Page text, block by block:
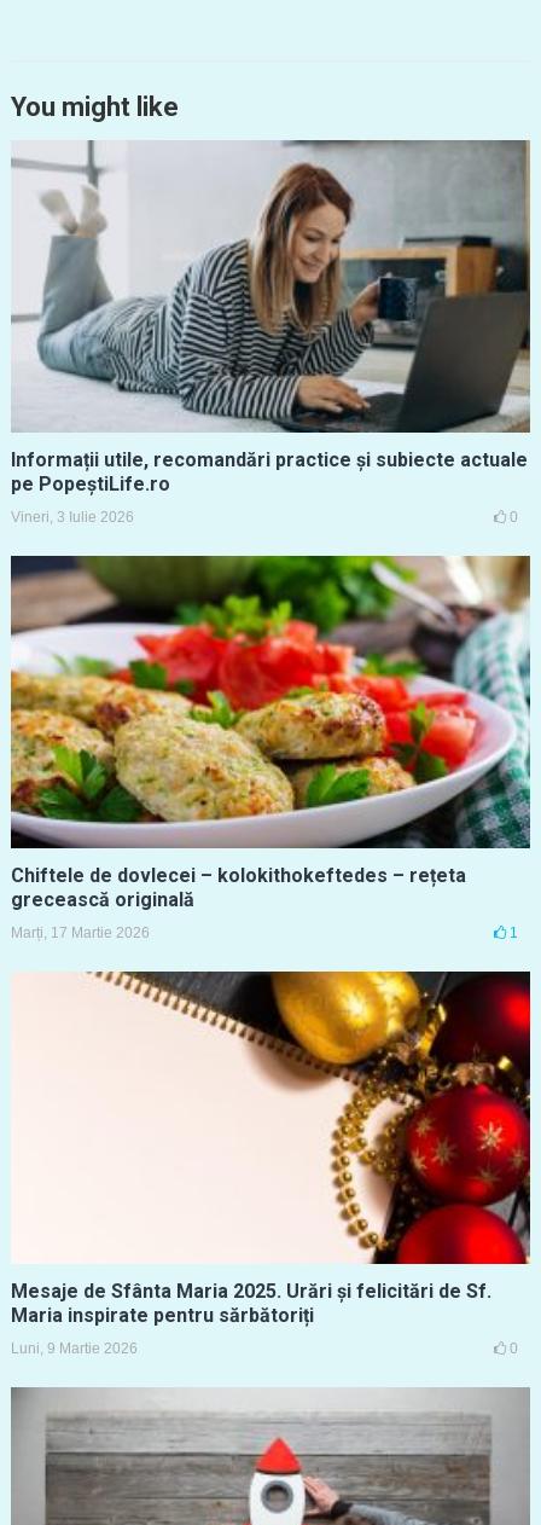
You might like
Informații utile, recomandări practice și subiecte actuale
pe PopeștiLife.ro
Vineri, 3 Iulie 2026 0
Chiftele de dovlecei – kolokithokeftedes – rețeta
grecească originală
Marți, 17 Martie 2026 1
Mesaje de Sfânta Maria 2025. Urări și felicitări de Sf.
Maria inspirate pentru sărbătoriți
Luni, 9 Martie 2026 0